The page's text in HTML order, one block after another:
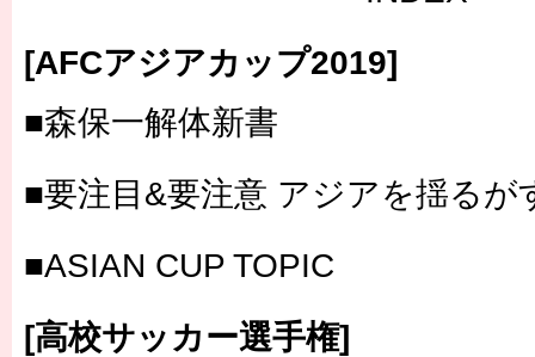
[AFCアジアカップ2019]
■森保一解体新書
■要注目&要注意 アジアを揺るが
■ASIAN CUP TOPIC
[高校サッカー選手権]